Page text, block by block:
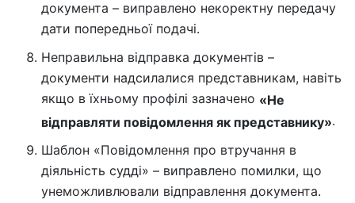
документа – виправлено некоректну передачу
дати попередньої подачі.
Неправильна відправка документів –
документи надсилалися представникам, навіть
якщо в їхньому профілі зазначено «Не
відправляти повідомлення як представнику».
Шаблон «Повідомлення про втручання в
діяльність судді» – виправлено помилки, що
унеможливлювали відправлення документа.